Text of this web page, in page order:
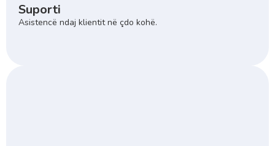
Suporti
Asistencë ndaj klientit në çdo kohë.